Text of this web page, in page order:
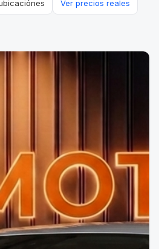
Ver precios reales